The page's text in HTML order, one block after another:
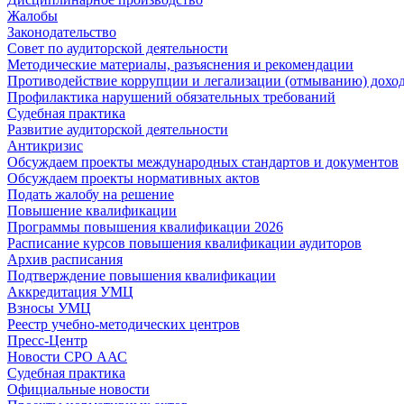
Жалобы
Законодательство
Совет по аудиторской деятельности
Методические материалы, разъяснения и рекомендации
Противодействие коррупции и легализации (отмыванию)
Профилактика нарушений обязательных требований
Судебная практика
Развитие аудиторской деятельности
Антикризис
Обсуждаем проекты международных стандартов и документов
Обсуждаем проекты нормативных актов
Подать жалобу на решение
Повышение квалификации
Программы повышения квалификации 2026
Расписание курсов повышения квалификации аудиторов
Архив расписания
Подтверждение повышения квалификации
Аккредитация УМЦ
Взносы УМЦ
Реестр учебно-методических центров
Пресс-Центр
Новости СРО ААС
Судебная практика
Официальные новости